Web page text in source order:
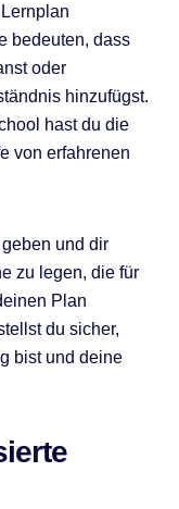
bedeuten, dass
oder
hinzufügst.
hast du die
von erfahrenen
und dir
zu legen, die für
Plan
du sicher,
bist und deine